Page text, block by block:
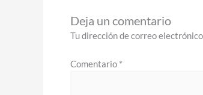
Deja un comentario
Tu dirección de correo
Comentario *